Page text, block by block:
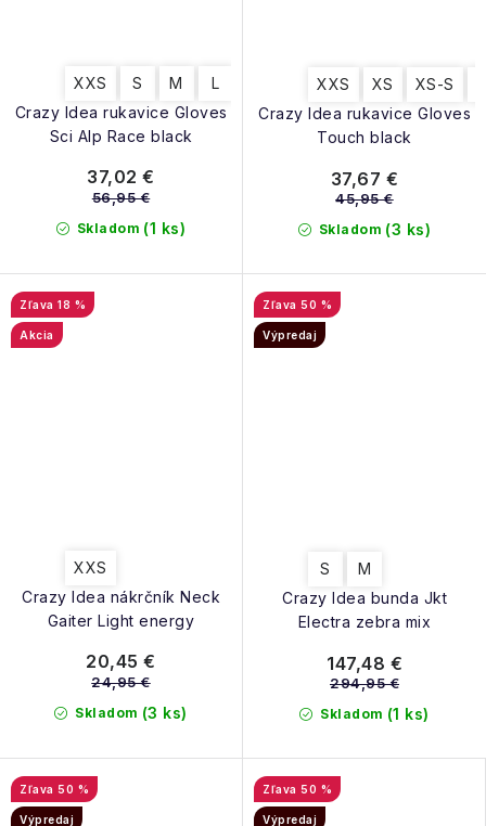
Crazy Idea rukavice Gloves
Sci Alp Race black
XXS S M L
Skladom (1 ks)
37,02 €
56,95 €
Crazy Idea rukavice Gloves
Touch black
XXS XS XS-S
Skladom (3 ks)
37,67 €
45,95 €
Crazy Idea nákrčník Neck
Gaiter Light energy
18 %
Akcia
XXS
Skladom (3 ks)
20,45 €
24,95 €
Crazy Idea bunda Jkt
Electra zebra mix
50 %
Výpredaj
S M
Skladom (1 ks)
147,48 €
294,95 €
50 %
Výpredaj
50 %
Výpredaj